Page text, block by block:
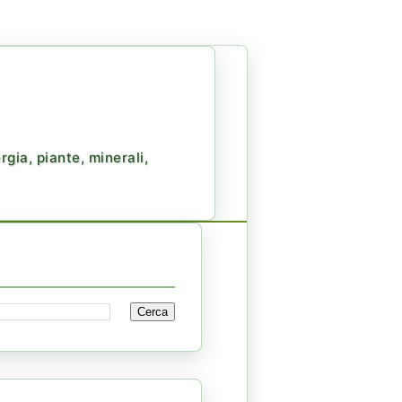
piante, minerali,